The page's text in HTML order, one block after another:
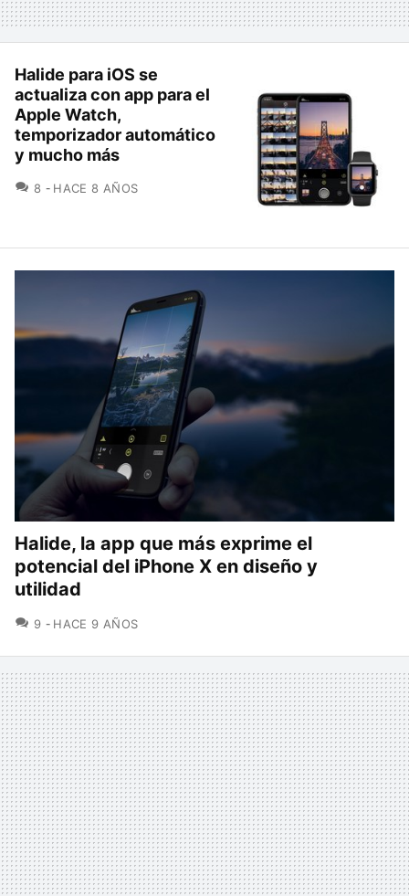
Halide para iOS se
actualiza con app para el
Apple Watch,
temporizador automático
y mucho más
8 COMENTARIOS
HACE 8 AÑOS
Halide, la app que más exprime el
potencial del iPhone X en diseño y
utilidad
9 COMENTARIOS
HACE 9 AÑOS